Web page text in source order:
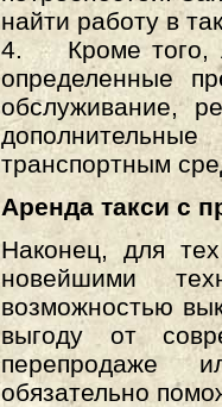
найти работу в
4. Кроме того,
определенные
обслуживание,
транспортным
Аренда такси с
Наконец, для
новейшими
возможностью
выгоду от
перепродаже
обязательно